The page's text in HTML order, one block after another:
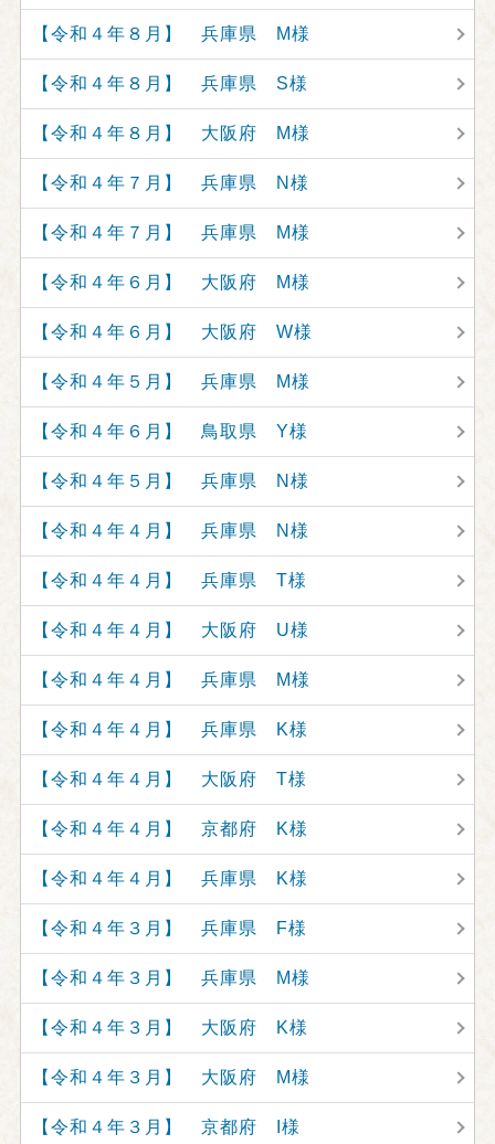
【令和４年８月】 兵庫県 M様
【令和４年８月】 兵庫県 S様
【令和４年８月】 大阪府 M様
【令和４年７月】 兵庫県 N様
【令和４年７月】 兵庫県 M様
【令和４年６月】 大阪府 M様
【令和４年６月】 大阪府 W様
【令和４年５月】 兵庫県 M様
【令和４年６月】 鳥取県 Y様
【令和４年５月】 兵庫県 N様
【令和４年４月】 兵庫県 N様
【令和４年４月】 兵庫県 T様
【令和４年４月】 大阪府 U様
【令和４年４月】 兵庫県 M様
【令和４年４月】 兵庫県 K様
【令和４年４月】 大阪府 T様
【令和４年４月】 京都府 K様
【令和４年４月】 兵庫県 K様
【令和４年３月】 兵庫県 F様
【令和４年３月】 兵庫県 M様
【令和４年３月】 大阪府 K様
【令和４年３月】 大阪府 M様
【令和４年３月】 京都府 I様